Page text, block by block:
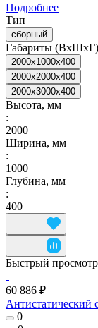
Подробнее
Тип
сборный
Габариты
2000x1000x400
2000x2000x400
2000x3000x400
Высота, мм
:
2000
Ширина, мм
:
1000
Глубина, мм
:
400
Быстрый просмотр
60 886 ₽
Антистатический
0